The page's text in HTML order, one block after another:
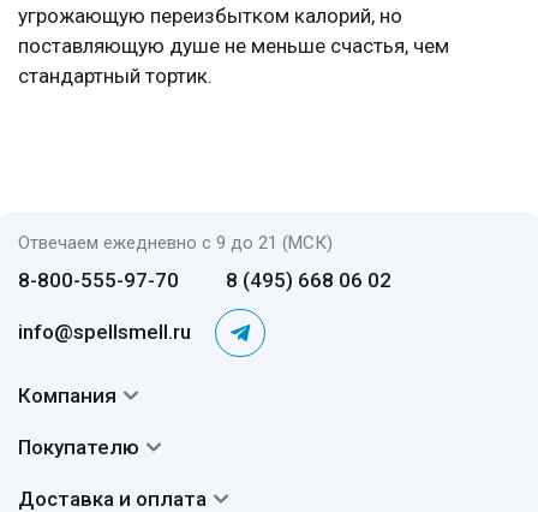
угрожающую переизбытком калорий, но
поставляющую душе не меньше счастья, чем
стандартный тортик.
Отвечаем ежедневно с 9 до 21 (МСК)
8-800-555-97-70 8 (495) 668 06 02
info@spellsmell.ru
Компания
Покупателю
Доставка и оплата